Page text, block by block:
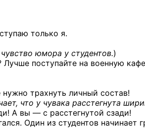
только я.
юмора у студентов.)
Лучше поступайте на военную
трахнуть личный состав!
что у чувака расстегнута
А вы — с расстегнутой сзади!
Один из студентов начинает